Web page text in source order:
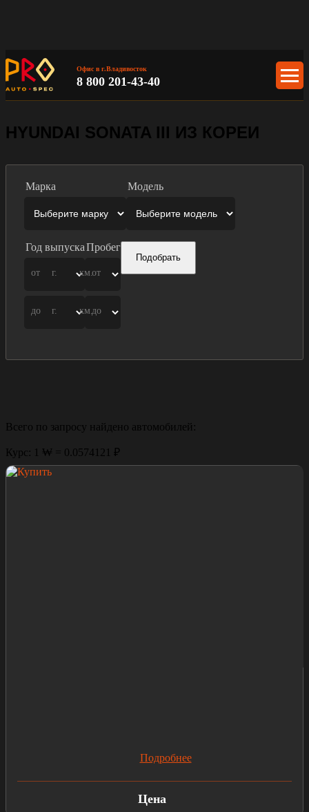
Офис в г.Владивосток
8 800 201-43-40
HYUNDAI SONATA III ИЗ КОРЕИ
Марка Модель
Год выпуска
от г.
до г.
Пробег
от
км.
до
км.
Подобрать
Всего по запросу найдено автомобилей:
Курс: 1 ₩ = 0.0574121 ₽
Подробнее
Цена